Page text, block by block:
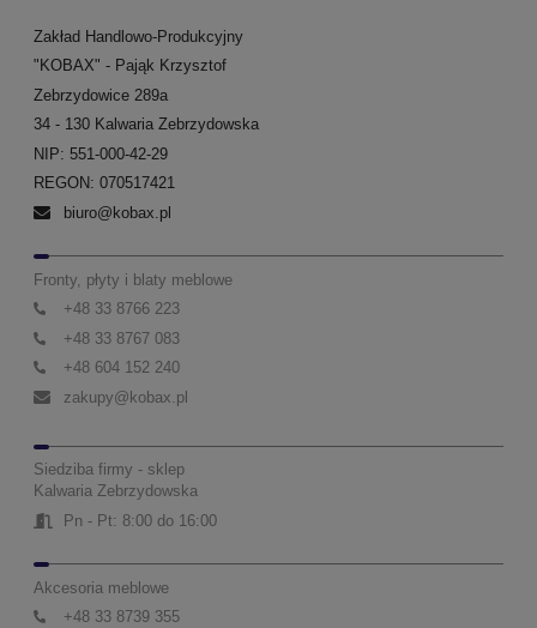
Zakład Handlowo-Produkcyjny
"KOBAX" - Pająk Krzysztof
Zebrzydowice 289a
34 - 130 Kalwaria Zebrzydowska
NIP: 551-000-42-29
REGON: 070517421
biuro@kobax.pl
Fronty, płyty i blaty meblowe
+48 33 8766 223
+48 33 8767 083
+48 604 152 240
zakupy@kobax.pl
Siedziba firmy - sklep
Kalwaria Zebrzydowska
Pn - Pt: 8:00 do 16:00
Akcesoria meblowe
+48 33 8739 355